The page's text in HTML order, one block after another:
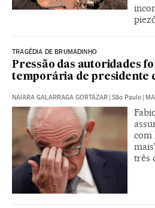
TRAGÉDIA DE BRUMADINHO
Pressão das autoridades
temporária de presidente
NAIARA GALARRAGA GORTÁZAR | São Paulo |
com
três